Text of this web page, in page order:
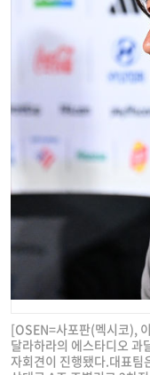
[OSEN=사포판(멕시코),
달라하라의 에스타디오 과
자회견이 진행됐다.대표